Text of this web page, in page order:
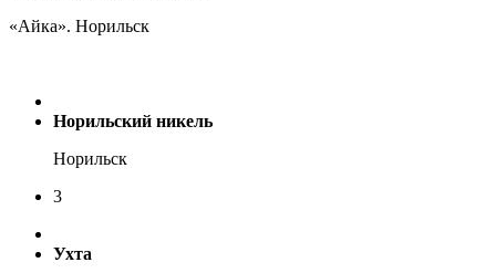
«Айка». Норильск
Норильский никель
Норильск
3
Ухта